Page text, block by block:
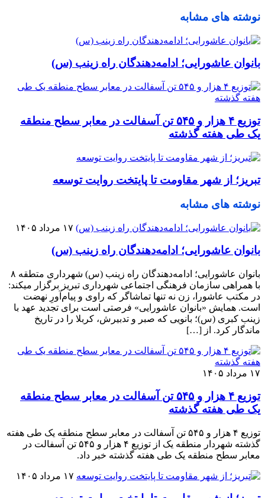
نوشته های مشابه
بانوان عاشورایی؛ ادامه‌دهندگان راه زینب (س)
توزیع ۴ هزار و ۵۴۵ تن آسفالت در معابر سطح منطقه
یک طی هفته گذشته
تبریز؛ از شهر مقاومت تا پایتخت روایت توسعه
نوشته های مشابه
۱۷ مرداد ۱۴۰۵
بانوان عاشورایی؛ ادامه‌دهندگان راه زینب (س)
بانوان عاشورایی؛ ادامه‌دهندگان راه زینب (س) شهرداری متطقه ۸
با همراهی سازمان فرهنگی اجتماعی شهرداری تبریز برگزار میکند:
در مکتب عاشورا، زن نه تنها تماشاگر که راوی و پیام‌آورِ نهضت
است. همایش «بانوان عاشورایی» فرصتی است برای تجدید عهد با
زینب کبری (س)؛ بانویی که صبر و تدبیرش، کربلا را در تاریخ
ماندگار کرد. از […]
۱۷ مرداد ۱۴۰۵
توزیع ۴ هزار و ۵۴۵ تن آسفالت در معابر سطح منطقه
یک طی هفته گذشته
توزیع ۴ هزار و ۵۴۵ تن آسفالت در معابر سطح منطقه یک طی هفته
گذشته شهردار منطقه یک از توزیع ۴ هزار و ۵۴۵ تن آسفالت در
معابر سطح منطقه یک طی هفته گذشته خبر داد.
۱۷ مرداد ۱۴۰۵